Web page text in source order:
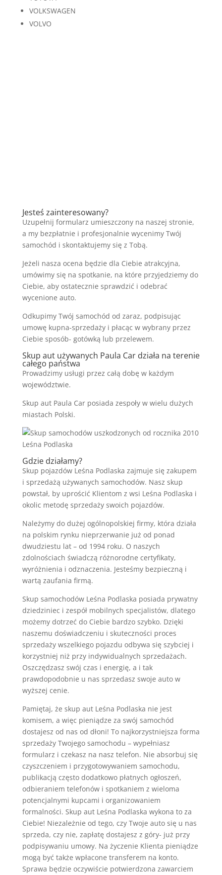
VOLKSWAGEN
VOLVO
Jesteś zainteresowany?
Uzupełnij formularz umieszczony na naszej stronie,
a my bezpłatnie i profesjonalnie wycenimy Twój
samochód i skontaktujemy się z Tobą.
Jeżeli nasza ocena będzie dla Ciebie atrakcyjna,
umówimy się na spotkanie, na które przyjedziemy do
Ciebie, aby ostatecznie sprawdzić i odebrać
wycenione auto.
Odkupimy Twój samochód od zaraz, podpisując
umowę kupna-sprzedaży i płacąc w wybrany przez
Ciebie sposób- gotówką lub przelewem.
Skup aut używanych Paula Car działa na terenie
całego państwa
Prowadzimy usługi przez całą dobę w każdym
województwie.
Skup aut Paula Car posiada zespoły w wielu dużych
miastach Polski.
Gdzie działamy?
Skup pojazdów Leśna Podlaska zajmuje się zakupem
i sprzedażą używanych samochodów. Nasz skup
powstał, by uprościć Klientom z wsi Leśna Podlaska i
okolic metodę sprzedaży swoich pojazdów.
Należymy do dużej ogólnopolskiej firmy, która działa
na polskim rynku nieprzerwanie już od ponad
dwudziestu lat – od 1994 roku. O naszych
zdolnościach świadczą różnorodne certyfikaty,
wyróżnienia i odznaczenia. Jesteśmy bezpieczną i
wartą zaufania firmą.
Skup samochodów Leśna Podlaska posiada prywatny
dziedziniec i zespół mobilnych specjalistów, dlatego
możemy dotrzeć do Ciebie bardzo szybko. Dzięki
naszemu doświadczeniu i skuteczności proces
sprzedaży wszelkiego pojazdu odbywa się szybciej i
korzystniej niż przy indywidualnych sprzedażach.
Oszczędzasz swój czas i energię, a i tak
prawdopodobnie u nas sprzedasz swoje auto w
wyższej cenie.
Pamiętaj, że skup aut Leśna Podlaska nie jest
komisem, a więc pieniądze za swój samochód
dostajesz od nas od dłoni! To najkorzystniejsza forma
sprzedaży Twojego samochodu – wypełniasz
formularz i czekasz na nasz telefon. Nie absorbuj się
czyszczeniem i przygotowywaniem samochodu,
publikacją często dodatkowo płatnych ogłoszeń,
odbieraniem telefonów i spotkaniem z wieloma
potencjalnymi kupcami i organizowaniem
formalności. Skup aut Leśna Podlaska wykona to za
Ciebie! Niezależnie od tego, czy Twoje auto się u nas
sprzeda, czy nie, zapłatę dostajesz z góry- już przy
podpisywaniu umowy. Na życzenie Klienta pieniądze
mogą być także wpłacone transferem na konto.
Sprawa będzie oczywiście potwierdzona zawarciem